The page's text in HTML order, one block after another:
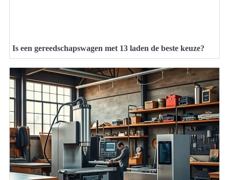
Is een gereedschapswagen met 13 laden de beste keuze?